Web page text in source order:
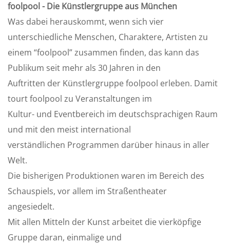
foolpool - Die Künstlergruppe aus München
Was dabei herauskommt, wenn sich vier
unterschiedliche Menschen, Charaktere, Artisten zu
einem “foolpool” zusammen finden, das kann das
Publikum seit mehr als 30 Jahren in den
Auftritten der Künstlergruppe foolpool erleben. Damit
tourt foolpool zu Veranstaltungen im
Kultur- und Eventbereich im deutschsprachigen Raum
und mit den meist international
verständlichen Programmen darüber hinaus in aller
Welt.
Die bisherigen Produktionen waren im Bereich des
Schauspiels, vor allem im Straßentheater
angesiedelt.
Mit allen Mitteln der Kunst arbeitet die vierköpfige
Gruppe daran, einmalige und